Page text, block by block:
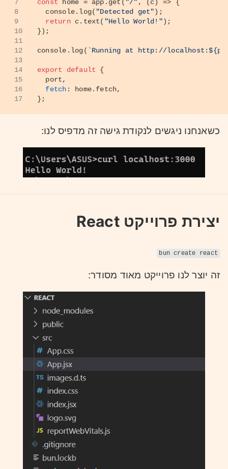
7
8
9
10
11
12
13
14
15
16
17
const home = app. get ( "/" , ( c) => {
console. log( "Detected get");
return c. text( "Hello World!");
});
console . log( `Running at http://localhost:
export default {
  port,
fetch : home. fetch,
};
כשאנחנו ניגשים לנקודת גישה זה מדפיס לנו:
יצירת פרוייקט React
bun create react
זה יוצר לנו פרוייקט מאוד מסודר: